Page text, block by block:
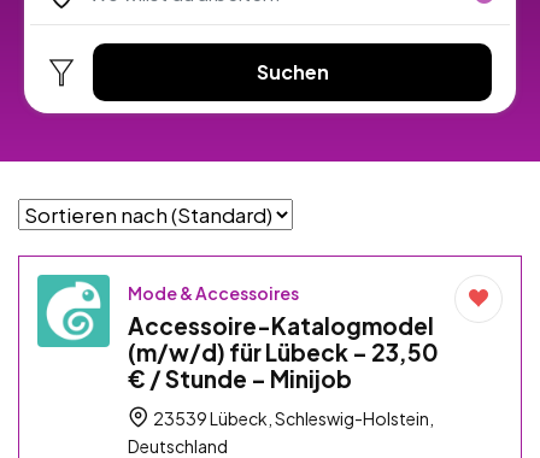
Suchen
Mode & Accessoires
Accessoire-Katalogmodel
(m/w/d) für Lübeck – 23,50
€ / Stunde – Minijob
23539 Lübeck, Schleswig-Holstein,
Deutschland